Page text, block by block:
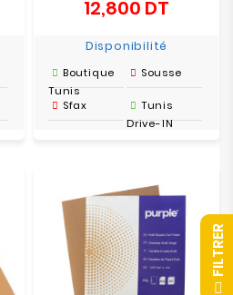
12,800 DT
Disponibilité
Boutique
Tunis
Sousse
Sfax
Tunis
Drive-IN
R